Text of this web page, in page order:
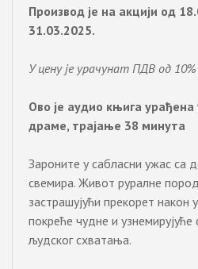
Производ је на акцији од
31.03.2025.
У цену је урачунат ПДВ од 10%
Ово је аудио књига
драме, трајање 38 минута
Зароните у сабласни ужас са
свемира. Живот руралне
застрашујући прекорет након
покреће чудне и
људског схватања.